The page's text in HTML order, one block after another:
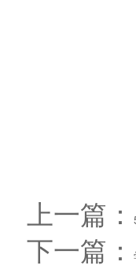
上一篇：
下一篇：